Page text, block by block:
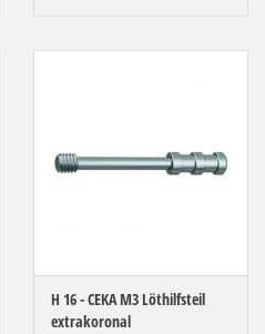
H 16 - CEKA M3 Löthilfsteil
extrakoronal